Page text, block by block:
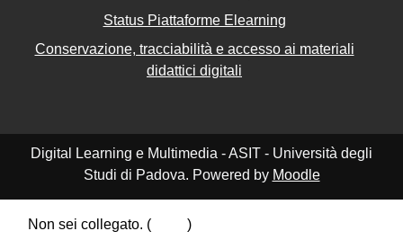
Status Piattaforme Elearning
Conservazione, tracciabilità e accesso ai materiali
didattici digitali
Digital Learning e Multimedia - ASIT - Università degli
Studi di Padova. Powered by Moodle
Non sei collegato. ( )